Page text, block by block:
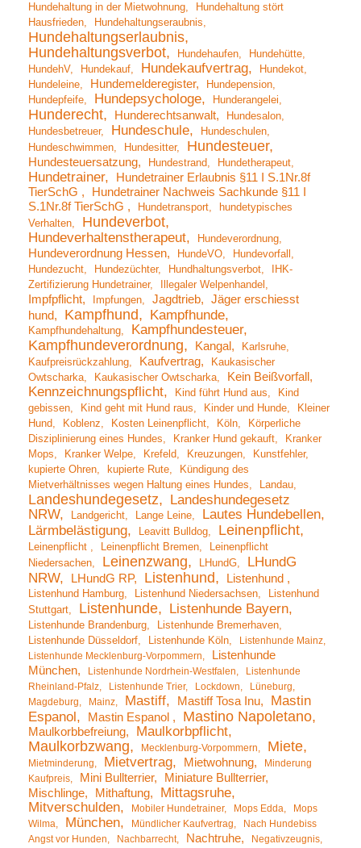
Hundehaltung in der Mietwohnung
Hundehaltung stört
Hausfrieden
Hundehaltungseraubnis
Hundehaltungserlaubnis
Hundehaltungsverbot
Hundehaufen
Hundehütte
HundehV
Hundekauf Hundekaufvertrag
Hundekot
Hundeleine
Hundemelderegister
Hundepension
Hundepfeife
Hundepsychologe Hunderangelei
Hunderecht Hunderechtsanwalt
Hundesalon
Hundesbetreuer
Hundeschule
Hundeschulen
Hundeschwimmen
Hundesitter Hundesteuer
Hundesteuersatzung Hundestrand Hundetherapeut
Hundetrainer
Hundetrainer Erlaubnis §11 I S.1Nr.8f
TierSchG
Hundetrainer Nachweis Sachkunde §11 I
S.1Nr.8f TierSchG
Hundetransport
hundetypisches
Verhalten
Hundeverbot
Hundeverhaltenstherapeut Hundeverordnung
Hundeverordnung Hessen HundeVO
Hundevorfall
Hundezucht
Hundezüchter Hundhaltungsverbot
IHK-
Zertifizierung Hundetrainer
Illegaler Welpenhandel
Impfpflicht Impfungen Jagdtrieb
Jäger erschiesst
hund
Kampfhund Kampfhunde
Kampfhundehaltung Kampfhundesteuer
Kampfhundeverordnung Kangal
Karlsruhe
Kaufpreisrückzahlung
Kaufvertrag
Kaukasischer
Owtscharka
Kaukasischer Owtscharka Kein Beißvorfall
Kennzeichnungspflicht Kind führt Hund aus
Kind
gebissen
Kind geht mit Hund raus Kinder und Hunde
Kleiner
Hund
Koblenz Kosten Leinenpflicht Köln
Körperliche
Disziplinierung eines Hundes
Kranker Hund gekauft
Kranker
Mops
Kranker Welpe Krefeld Kreuzungen
Kunstfehler
kupierte Ohren
kupierte Rute
Kündigung des
Mietverhältnisses wegen Haltung eines Hundes
Landau
Landeshundegesetz
Landeshundegesetz
NRW
Landgericht Lange Leine
Lautes Hundebellen
Lärmbelästigung
Leavitt Bulldog Leinenpflicht
Leinenpflicht Leinenpflicht Bremen
Leinenpflicht
Niedersachen
Leinenzwang LHundG
LHundG
NRW
LHundG RP Listenhund Listenhund
Listenhund Hamburg Listenhund Niedersachsen
Listenhund
Stuttgart
Listenhunde Listenhunde Bayern
Listenhunde Brandenburg
Listenhunde Bremerhaven
Listenhunde Düsseldorf
Listenhunde Köln
Listenhunde Mainz
Listenhunde Mecklenburg-Vorpommern
Listenhunde
München
Listenhunde Nordrhein-Westfalen
Listenhunde
Rheinland-Pfalz
Listenhunde Trier Lockdown
Lüneburg
Magdeburg
Mainz Mastiff Mastiff Tosa Inu
Mastin
Espanol
Mastin Espanol Mastino Napoletano
Maulkorbbefreiung Maulkorbpflicht
Maulkorbzwang Mecklenburg-Vorpommern Miete
Mietminderung Mietvertrag Mietwohnung
Minderung
Kaufpreis
Mini Bullterrier
Miniature Bullterrier
Mischlinge
Mithaftung
Mittagsruhe
Mitverschulden
Mobiler Hundetrainer Mops Edda
Mops
Wilma
München Mündlicher Kaufvertrag
Nach Hundebiss
Angst vor Hunden
Nachbarrecht Nachtruhe
Negativzeugnis